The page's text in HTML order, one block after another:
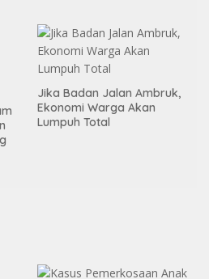
Jika Badan Jalan Ambruk,
Ekonomi Warga Akan
Lumpuh Total